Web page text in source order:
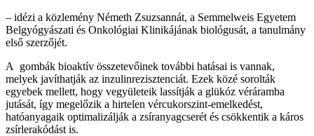
– idézi a közlemény Németh Zsuzsannát, a Semmelweis Egyetem
Belgyógyászati és Onkológiai Klinikájának biológusát, a tanulmány
első szerzőjét.
A gombák bioaktív összetevőinek további hatásai is vannak,
melyek javíthatják az inzulinrezisztenciát. Ezek közé sorolták
egyebek mellett, hogy vegyületeik lassítják a glükóz véráramba
jutását, így megelőzik a hirtelen vércukorszint-emelkedést,
hatóanyagaik optimalizálják a zsíranyagcserét és csökkentik a káros
zsírlerakódást is.